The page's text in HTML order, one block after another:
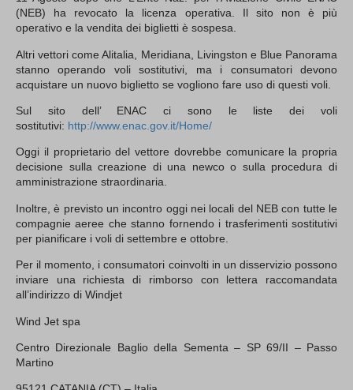
(NEB) ha revocato la licenza operativa. Il sito non è più
operativo e la vendita dei biglietti è sospesa.
Altri vettori come Alitalia, Meridiana, Livingston e Blue Panorama
stanno operando voli sostitutivi, ma i consumatori devono
acquistare un nuovo biglietto se vogliono fare uso di questi voli.
Sul sito dell’ ENAC ci sono le liste dei voli
sostitutivi: http://www.enac.gov.it/Home/
Oggi il proprietario del vettore dovrebbe comunicare la propria
decisione sulla creazione di una newco o sulla procedura di
amministrazione straordinaria.
Inoltre, è previsto un incontro oggi nei locali del NEB con tutte le
compagnie aeree che stanno fornendo i trasferimenti sostitutivi
per pianificare i voli di settembre e ottobre.
Per il momento, i consumatori coinvolti in un disservizio possono
inviare una richiesta di rimborso con lettera raccomandata
all’indirizzo di Windjet
Wind Jet spa
Centro Direzionale Baglio della Sementa – SP 69/II – Passo
Martino